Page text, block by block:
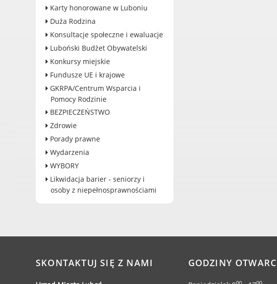
KONTAKT
Dane adresowe, wydziały i
sprawy
Karty honorowane w Luboniu
Duża Rodzina
Konsultacje społeczne i ewaluacje
Luboński Budżet Obywatelski
Konkursy miejskie
Fundusze UE i krajowe
GKRPA/Centrum Wsparcia i
Pomocy Rodzinie
BEZPIECZEŃSTWO
Zdrowie
Porady prawne
Wydarzenia
WYBORY
Likwidacja barier - seniorzy i
osoby z niepełnosprawnościami
SKONTAKTUJ SIĘ Z NAMI GODZINY